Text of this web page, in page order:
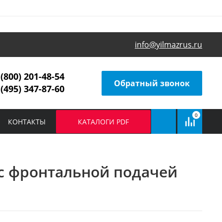
info@yilmazrus.ru
201-48-54
347-87-60
Обратный звонок
КОНТАКТЫ КАТАЛОГИ PDF
0
фронтальной подачей